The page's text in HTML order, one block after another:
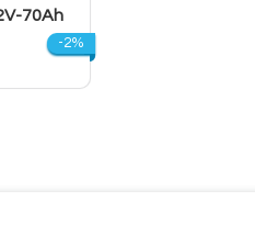
70Ah
-2%